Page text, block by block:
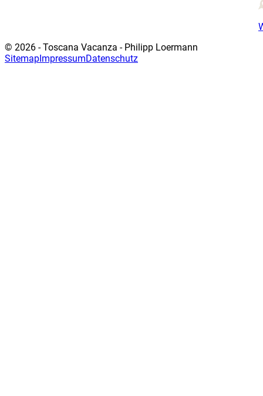
© 2026 - Toscana Vacanza - Philipp Loermann
SitemapImpressumDatenschutz